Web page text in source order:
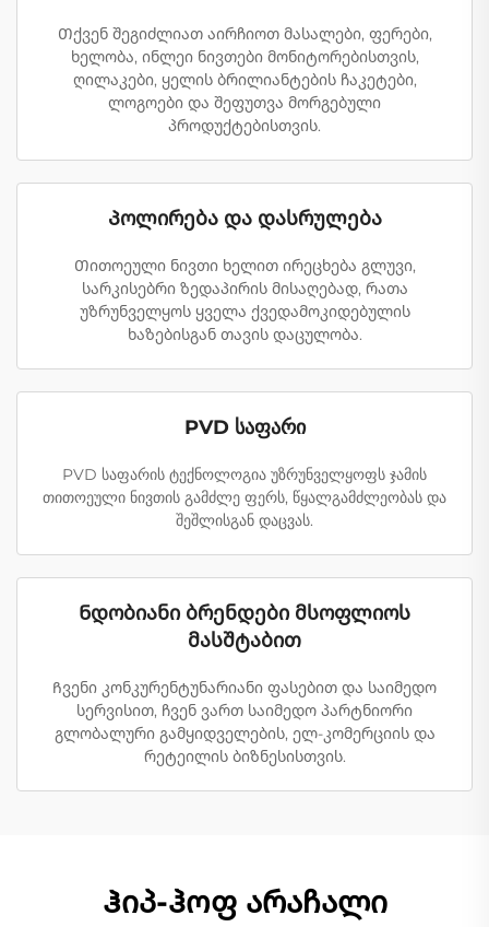
Თქვენ შეგიძლიათ აირჩიოთ მასალები, ფერები,
ხელობა, ინლეი ნივთები მონიტორებისთვის,
ღილაკები, ყელის ბრილიანტების ჩაკეტები,
ლოგოები და შეფუთვა მორგებული
პროდუქტებისთვის.
Პოლირება და დასრულება
Თითოეული ნივთი ხელით ირეცხება გლუვი,
სარკისებრი ზედაპირის მისაღებად, რათა
უზრუნველყოს ყველა ქვედამოკიდებულის
ხაზებისგან თავის დაცულობა.
PVD საფარი
PVD საფარის ტექნოლოგია უზრუნველყოფს ჯამის
თითოეული ნივთის გამძლე ფერს, წყალგამძლეობას და
შეშლისგან დაცვას.
Ნდობიანი ბრენდები მსოფლიოს
მასშტაბით
Ჩვენი კონკურენტუნარიანი ფასებით და საიმედო
სერვისით, ჩვენ ვართ საიმედო პარტნიორი
გლობალური გამყიდველების, ელ-კომერციის და
რეტეილის ბიზნესისთვის.
Ჰიპ-ჰოფ არაჩალი